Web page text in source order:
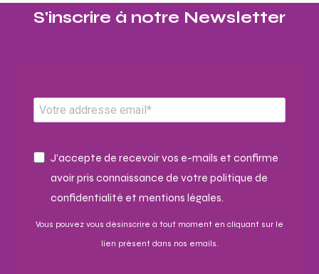
S'inscrire à notre Newsletter​
J'accepte de recevoir vos e-mails et confirme
avoir pris connaissance de votre politique de
confidentialité et mentions légales.
Vous pouvez vous désinscrire à tout moment en cliquant sur le
lien présent dans nos emails.